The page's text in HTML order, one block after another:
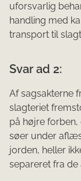
uforsvarlig
handling med
transport til
Svar ad 2:
Af sagsakterne
slagteriet
på højre
søer under
jorden, heller
separeret fra